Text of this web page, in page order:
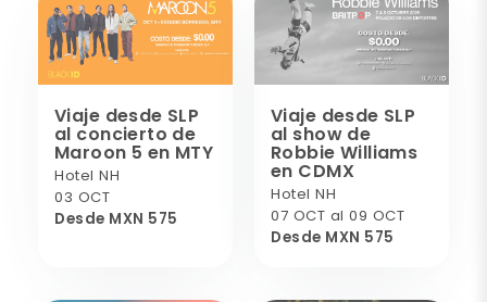
Viaje desde SLP
al concierto de
Maroon 5 en MTY
Hotel NH
03 OCT
Desde MXN 575
Viaje desde SLP
al show de
Robbie Williams
en CDMX
Hotel NH
07 OCT al 09 OCT
Desde MXN 575